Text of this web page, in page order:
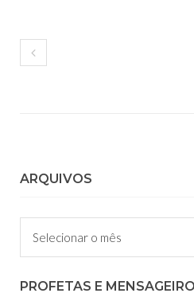
ARQUIVOS
Arquivos
PROFETAS E